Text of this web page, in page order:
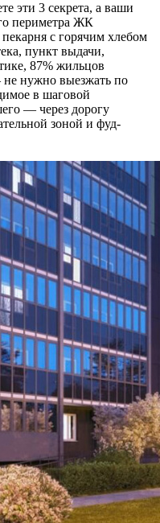
эти 3 секрета, а ваши
периметра ЖК
с горячим хлебом
пункт выдачи,
87% жильцов
не нужно выезжать по
в шаговой
— через дорогу
зоной и фуд-